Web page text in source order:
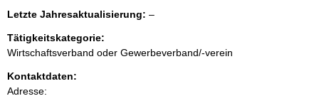
n
i
n
Letzte Jahresaktualisierung: –l
r
Tätigkeitskategorie:
Wirtschaftsverband oder Gewerbeverband/-verein
Kontaktdaten:
Adresse: